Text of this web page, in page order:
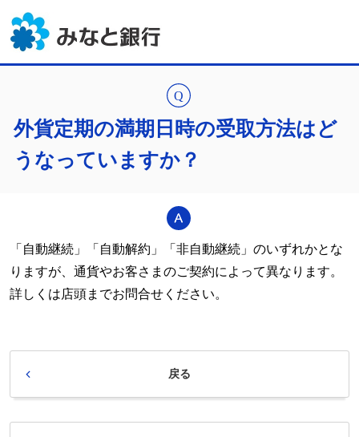
外貨定期の満期日時の受取方法はど
うなっていますか？
「自動継続」「自動解約」「非自動継続」のいずれかとな
りますが、通貨やお客さまのご契約によって異なります。
詳しくは店頭までお問合せください。
戻る